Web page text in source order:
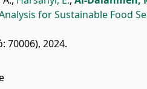
for Sustainable Food
70006), 2024.